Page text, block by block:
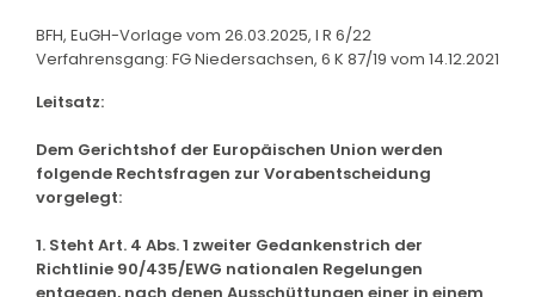
BFH, EuGH-Vorlage vom 26.03.2025, I R 6/22
Verfahrensgang: FG Niedersachsen, 6 K 87/19 vom 14.12.2021
Leitsatz:
Dem Gerichtshof der Europäischen Union werden
folgende Rechtsfragen zur Vorabentscheidung
vorgelegt:
1. Steht Art. 4 Abs. 1 zweiter Gedankenstrich der
Richtlinie 90/435/EWG nationalen Regelungen